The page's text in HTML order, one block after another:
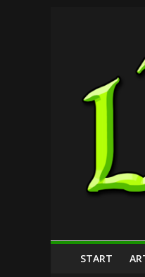
Lost
START